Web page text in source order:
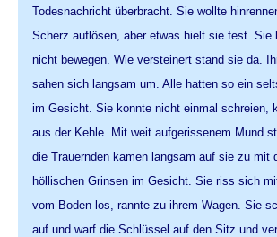
Todesnachricht überbracht. Sie wollte
Scherz auflösen, aber etwas hielt sie fest. Sie
nicht bewegen. Wie versteinert stand sie da.
sahen sich langsam um. Alle hatten so ein
im Gesicht. Sie konnte nicht einmal schreien,
aus der Kehle. Mit weit aufgerissenem Mund
die Trauernden kamen langsam auf sie zu mit
höllischen Grinsen im Gesicht. Sie riss sich
vom Boden los, rannte zu ihrem Wagen. Sie
auf und warf die Schlüssel auf den Sitz und